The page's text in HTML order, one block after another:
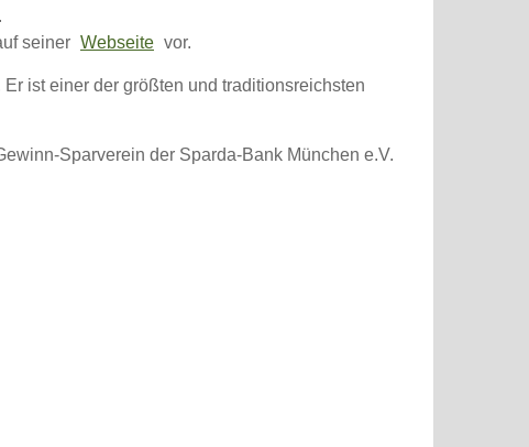
seiner Webseite vor.
ist einer der größten und traditionsreichsten
Sparverein der Sparda-Bank München e.V.